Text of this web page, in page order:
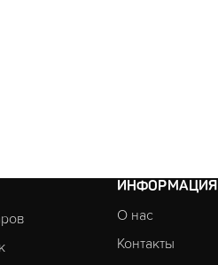
ИНФОРМАЦИЯ
О нас
Контакты